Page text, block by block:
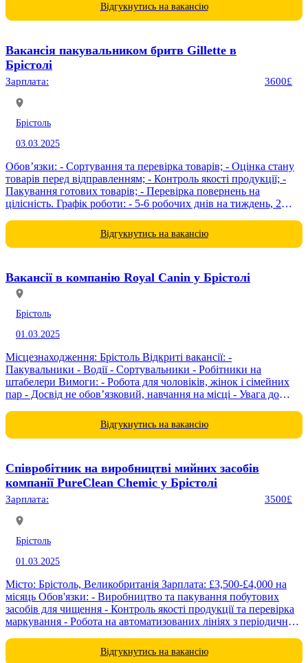
Відгукнутись на вакансію
Вакансія пакувальником бритв Gillette в
Брістолі
Зарплата: 3600£
Брістоль
03.03.2025
Обов’язки: - Сортування та перевірка товарів; - Оцінка стану
товарів перед відправленням; - Контроль якості продукції; -
Пакування готових товарів; - Перевірка повернень на
цілісність. Графік роботи: - 5-6 робочих днів на тиждень, 2
Відгукнутись на вакансію
Вакансії в компанію Royal Canin у Брістолі
Брістоль
01.03.2025
Місцезнаходження: Брістоль Відкриті вакансії: -
Пакувальники - Водії - Сортувальники - Робітники на
штабелери Вимоги: - Робота для чоловіків, жінок і сімейних
пар - Досвід не обов’язковий, навчання на місці - Увага до
Відгукнутись на вакансію
Співробітник на виробництві мийних засобів
компанії PureClean Chemic у Брістолі
Зарплата: 3500£
Брістоль
01.03.2025
Місто: Брістоль, Великобританія Зарплата: £3,500-£4,000 на
місяць Обов'язки: - Виробництво та пакування побутових
засобів для чищення - Контроль якості продукції та перевірка
маркування - Робота на автоматизованих лініях з періодичним
Відгукнутись на вакансію